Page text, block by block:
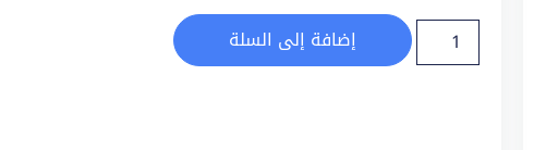
إضافة إلى السلة